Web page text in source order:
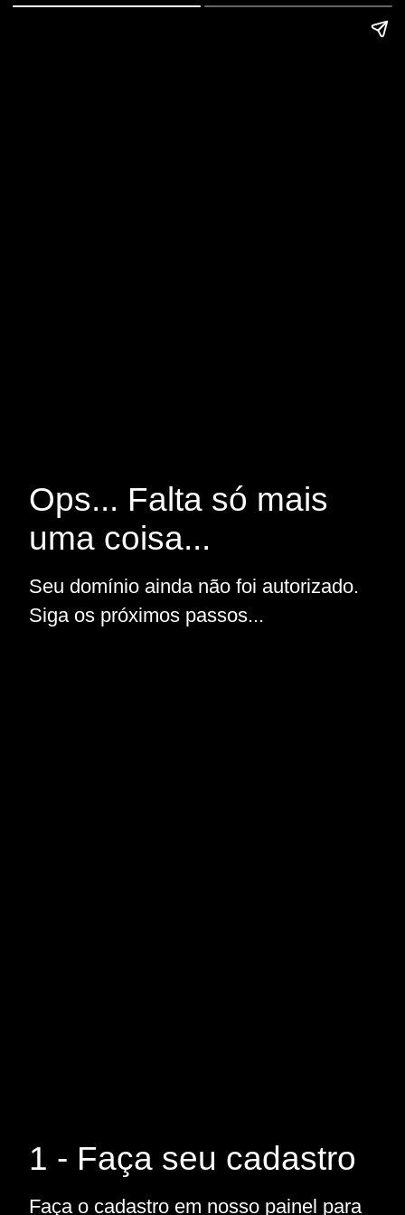
Ops... Falta só mais
uma coisa...
Seu domínio ainda não foi autorizado.
Siga os próximos passos...
1 - Faça seu cadastro
Faça o cadastro em nosso painel para